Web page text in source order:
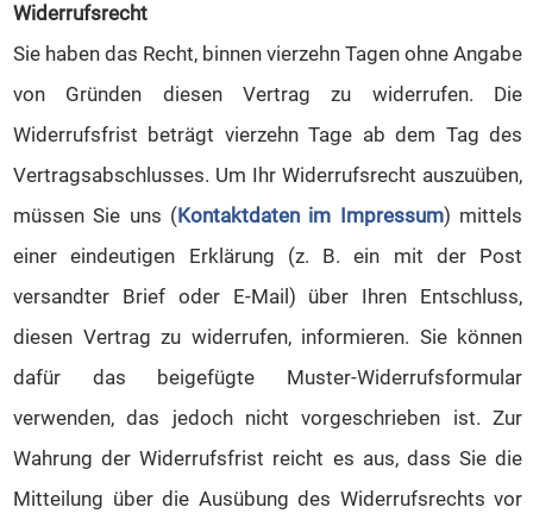
Widerrufsrecht
Sie haben das Recht, binnen vierzehn Tagen ohne Angabe
von Gründen diesen Vertrag zu widerrufen. Die
Widerrufsfrist beträgt vierzehn Tage ab dem Tag des
Vertragsabschlusses. Um Ihr Widerrufsrecht auszuüben,
müssen Sie uns (Kontaktdaten im Impressum) mittels
einer eindeutigen Erklärung (z. B. ein mit der Post
versandter Brief oder E-Mail) über Ihren Entschluss,
diesen Vertrag zu widerrufen, informieren. Sie können
dafür das beigefügte Muster-Widerrufsformular
verwenden, das jedoch nicht vorgeschrieben ist. Zur
Wahrung der Widerrufsfrist reicht es aus, dass Sie die
Mitteilung über die Ausübung des Widerrufsrechts vor